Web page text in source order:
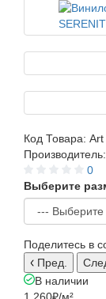
Код Товара: Art
Производитель:
0
Выберите
Поделитесь в
Пред.
В наличии